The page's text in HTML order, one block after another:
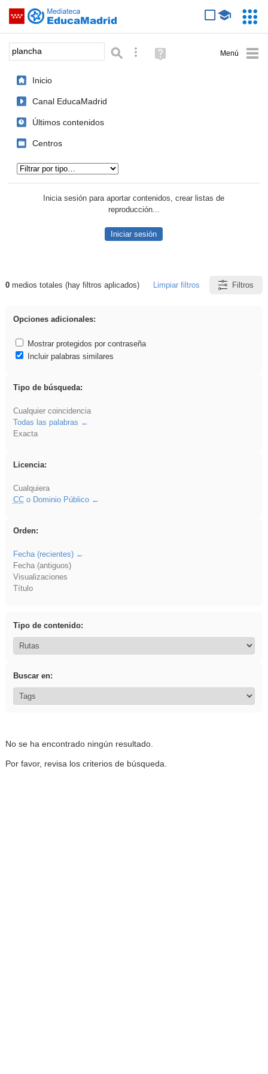
Saltar navegación
Palabra o frase: Búsqueda avanzada
Ayuda
(en
Inicio
Canal EducaMadrid
Últimos contenidos
Centros
Inicia sesión para aportar contenidos, crear listas de
reproducción...
Iniciar sesión
Resultados de: plancha
0medios totales (hay filtros aplicados) Limpiar filtros Filtros
Opciones adicionales:
Mostrar protegidos por contraseña
Incluir palabras similares
Tipo de búsqueda:
Cualquier coincidencia
Todas las palabras
Exacta
Licencia:
Cualquiera
CCo Dominio Público
Orden:
Fecha (recientes)
Fecha (antiguos)
Visualizaciones
Título
Tipo de contenido:
Buscar en:
No se ha encontrado ningún resultado.
Por favor, revisa los criterios de búsqueda.